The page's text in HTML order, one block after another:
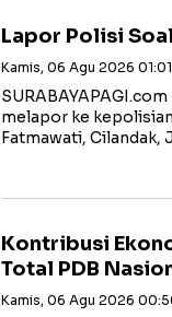
Lapor Polisi
Kamis, 06 Agu 2026
melapor ke
Fatmawati, Cilandak,
Kontribusi
Total PDB
Kamis, 06 Agu 2026